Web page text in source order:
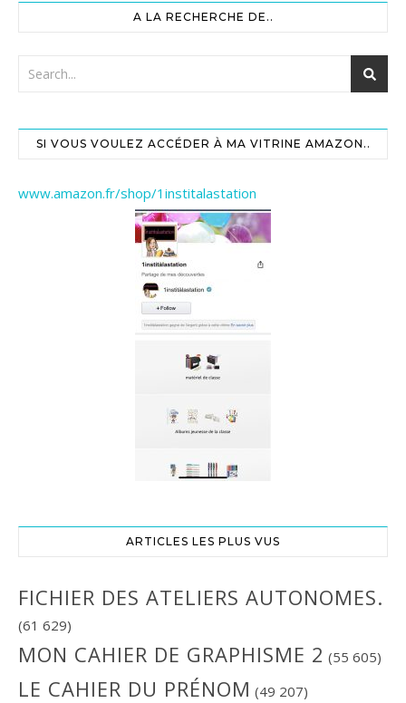
A LA RECHERCHE DE..
SI VOUS VOULEZ ACCÉDER À MA VITRINE AMAZON..
www.amazon.fr/shop/1institalastation
ARTICLES LES PLUS VUS
FICHIER DES ATELIERS AUTONOMES.
(61 629)
MON CAHIER DE GRAPHISME 2 (55 605)
LE CAHIER DU PRÉNOM (49 207)